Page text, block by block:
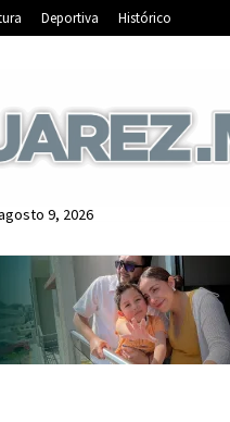
Deportiva Histórico
9, 2026